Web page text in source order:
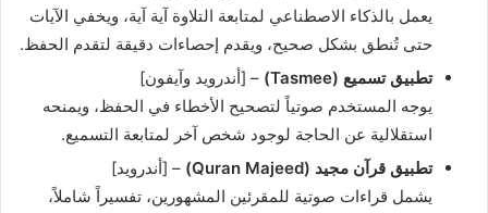
يعمل بالذكاء الاصطناعي لمتابعة التلاوة آية آية، ويخفي الآيات
حتى تُنطق بشكل صحيح، ويقدم إحصاءات دقيقة لتقدم الحفظ.
تطبيق تسميع (Tasmee)
– [أندرويد وآيفون]
يوجه المستخدم صوتياً لتصحيح الأخطاء في الحفظ، ويمنحه
استقلالية عن الحاجة لوجود شخص آخر لمتابعة التسميع.
تطبيق قرآن مجيد (Quran Majeed)
– [أندرويد]
يشمل قراءات صوتية للمقرئين المشهورين، تفسيراً شاملاً،